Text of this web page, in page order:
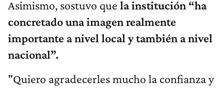
Asimismo, sostuvo que la institución “ha
concretado una imagen realmente
importante a nivel local y también a nivel
nacional”.
"Quiero agradecerles mucho la confianza y